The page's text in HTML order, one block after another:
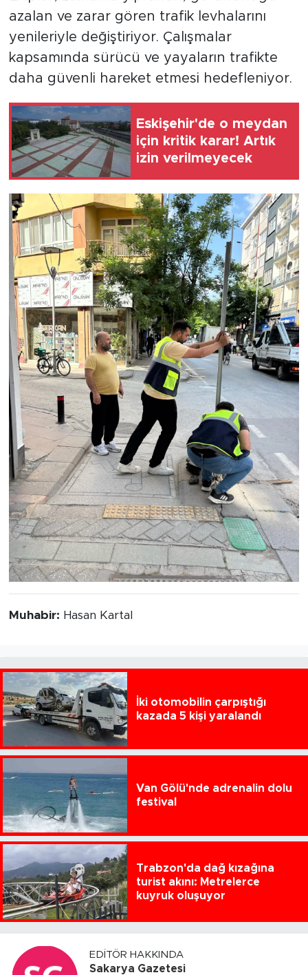
azalan ve zarar gören trafik levhalarını
yenileriyle değiştiriyor. Çalışmalar
kapsamında sürücü ve yayaların trafikte
daha güvenli hareket etmesi hedefleniyor.
Eskişehir'de o meydan
için kritik karar! Artık
izin verilmeyecek
Muhabir: Hasan Kartal
İki otomobilin çarpıştığı
kazada 5 kişi yaralandı
Van Gölü'nde adrenalin dolu
festival
Trabzon'da dağ kızağına
turist akını: Metrelerce
kuyruk oluşuyor
EDITÖR HAKKINDA
Sakarya Gazetesi